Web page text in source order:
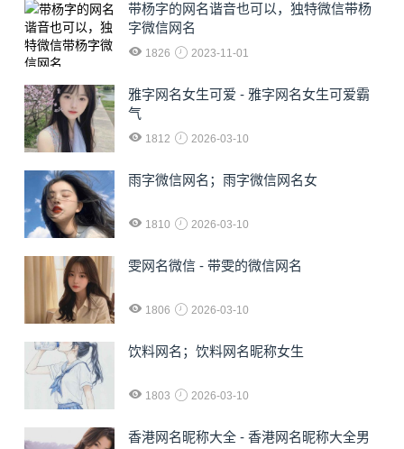
​带杨字的网名谐音也可以，独特微信带杨
字微信网名
1826 2023-11-01
雅字网名女生可爱 - 雅字网名女生可爱霸
气
1812 2026-03-10
雨字微信网名；雨字微信网名女
1810 2026-03-10
雯网名微信 - 带雯的微信网名
1806 2026-03-10
饮料网名；饮料网名昵称女生
1803 2026-03-10
香港网名昵称大全 - 香港网名昵称大全男